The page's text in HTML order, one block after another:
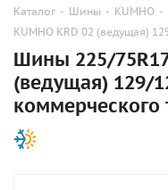
Каталог - Шины - KUMHO -
KUMHO KRD 02 (ведущая)
Шины 225/
(ведущая) 129/
коммерческого